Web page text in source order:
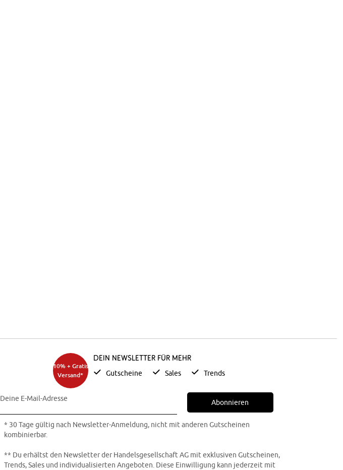
10% + Gratis
Versand*
Dein Newsletter für mehr
Gutscheine Sales Trends
Deine E-Mail-Adresse Abonnieren
* 30 Tage gültig nach Newsletter-Anmeldung, nicht mit anderen Gutscheinen
kombinierbar.
** Du erhältst den Newsletter der Handelsgesellschaft AG mit exklusiven Gutscheinen,
Trends, Sales und individualisierten Angeboten. Diese Einwilligung kann jederzeit mit